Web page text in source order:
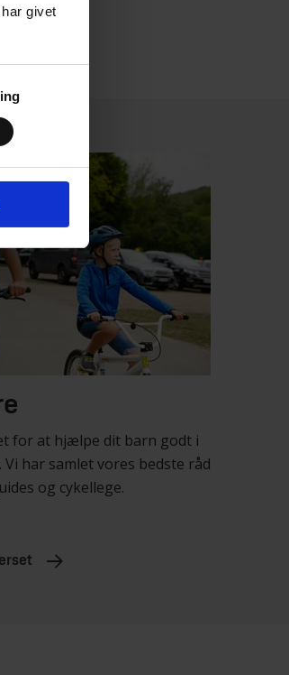
givet
for at hjælpe dit barn godt i
Vi har samlet vores bedste råd
og cykellege.